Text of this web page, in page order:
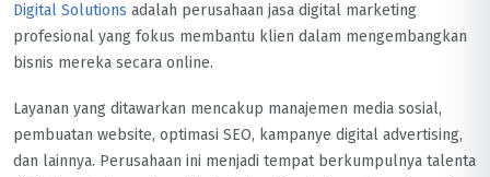
Digital Solutions adalah perusahaan jasa digital marketing
profesional yang fokus membantu klien dalam mengembangkan
bisnis mereka secara online.
Layanan yang ditawarkan mencakup manajemen media sosial,
pembuatan website, optimasi SEO, kampanye digital advertising,
dan lainnya. Perusahaan ini menjadi tempat berkumpulnya talenta